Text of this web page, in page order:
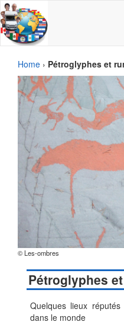
Home › Pétroglyphes et
© Les-ombres
Pétroglyphes
Quelques lieux
dans le monde